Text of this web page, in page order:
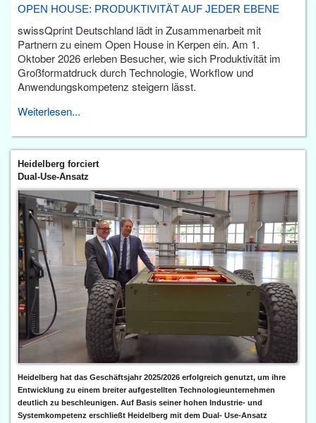
OPEN HOUSE: PRODUKTIVITÄT AUF JEDER EBENE
swissQprint Deutschland lädt in Zusammenarbeit mit
Partnern zu einem Open House in Kerpen ein. Am 1.
Oktober 2026 erleben Besucher, wie sich Produktivität im
Großformatdruck durch Technologie, Workflow und
Anwendungskompetenz steigern lässt.
Weiterlesen...
Heidelberg forciert
Dual-Use-Ansatz
Heidelberg hat das Geschäftsjahr 2025/2026 erfolgreich genutzt, um ihre
Entwicklung zu einem breiter aufgestellten Technologieunternehmen
deutlich zu beschleunigen. Auf Basis seiner hohen Industrie- und
Systemkompetenz erschließt Heidelberg mit dem Dual- Use-Ansatz